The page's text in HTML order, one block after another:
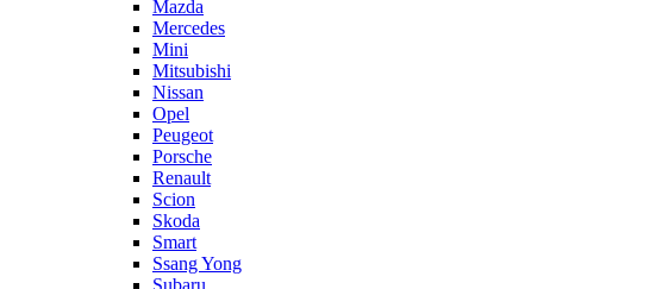
Mazda
Mercedes
Mini
Mitsubishi
Nissan
Opel
Peugeot
Porsche
Renault
Scion
Skoda
Smart
Ssang Yong
Subaru